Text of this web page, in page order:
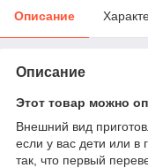
Описание
Описание
Этот товар можно
Внешний вид
если у вас дети или в
так, что первый